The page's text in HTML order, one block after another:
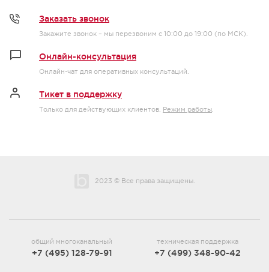
Заказать звонок
Закажите звонок – мы перезвоним с 10:00 до 19:00 (по МСК).
Онлайн-консультация
Онлайн-чат для оперативных консультаций.
Тикет в поддержку
Только для действующих клиентов. Режим работы
2023 © Все права защищены.
общий многоканальный
+7 (495) 128-79-91
техническая поддержка
+7 (499) 348-90-42